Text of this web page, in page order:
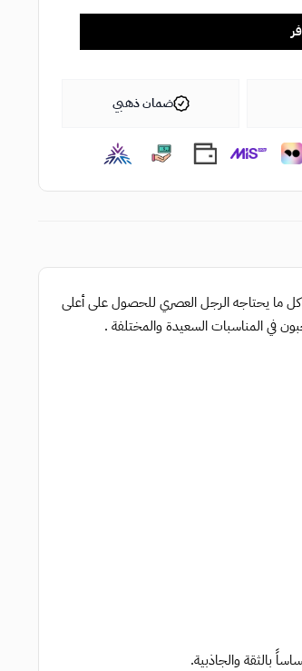
ضمان ذهبي
ما يحتاجه الرجل العصري للحصول على أعلى
في المناسبات السعيدة والمختلفة .
بالثقة والجاذبية.